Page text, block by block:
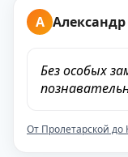
А Александр
Без особых
От Пролетарской до